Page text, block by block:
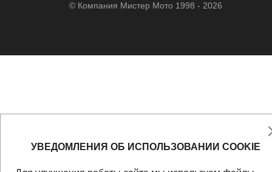
© Компания Мистер Мото 1998 - 2026
УВЕДОМЛЕНИЯ ОБ ИСПОЛЬЗОВАНИИ COOKIE